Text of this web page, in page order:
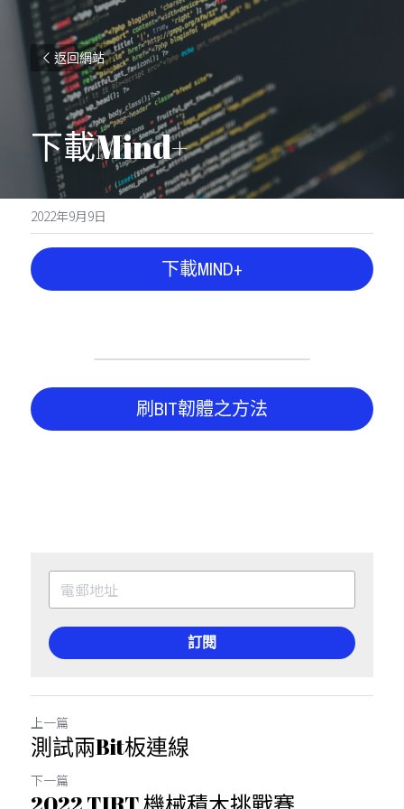
返回網站
下載Mind+
2022年9月9日
下載MIND+
刷BIT韌體之方法
訂閱
上一篇
測試兩Bit板連線
下一篇